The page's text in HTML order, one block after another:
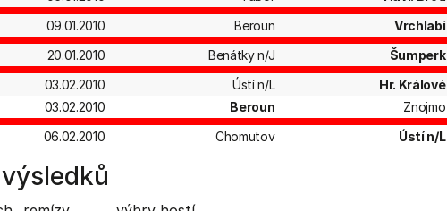
09.01.2010 Beroun Vrchlabí
20.01.2010 Benátky n/J Šumperk
03.02.2010 Ústí n/L Hr. Králové
03.02.2010 Beroun Znojmo
06.02.2010 Chomutov Ústí n/L